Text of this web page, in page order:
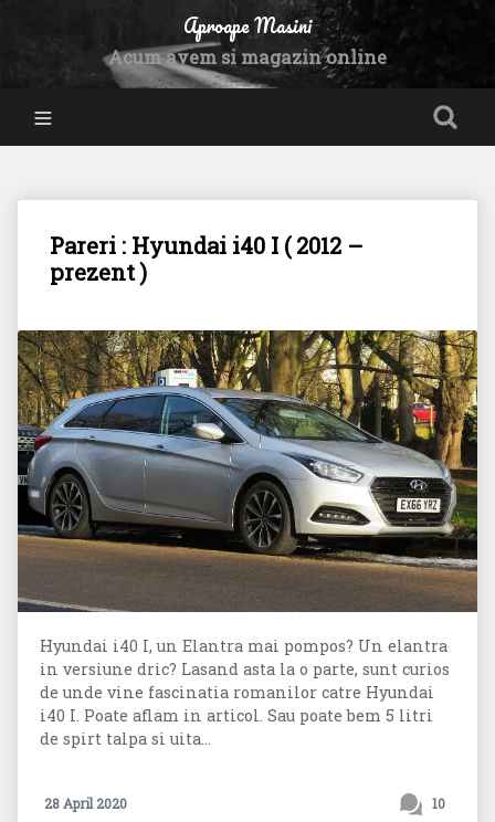
Aproape Masini
Acum avem si magazin online
Pareri : Hyundai i40 I ( 2012 –
prezent )
Hyundai i40 I, un Elantra mai pompos? Un elantra
in versiune dric? Lasand asta la o parte, sunt curios
de unde vine fascinatia romanilor catre Hyundai
i40 I. Poate aflam in articol. Sau poate bem 5 litri
de spirt talpa si uita...
28 April 2020 10